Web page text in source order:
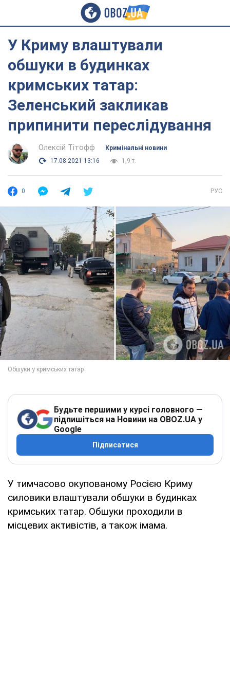
У Криму влаштували
обшуки в будинках
кримських татар:
Зеленський закликав
припинити переслідування
Олексій Тітофф
Кримінальні новини
17.08.2021 13:16
1,9 т.
0 РУС
Будьте першими у курсі головного —
підпишіться на Новини на OBOZ.UA у
Google
Підписатися
У тимчасово окупованому Росією Криму
силовики влаштували обшуки в будинках
кримських татар. Обшуки проходили в
місцевих активістів, а також імама.